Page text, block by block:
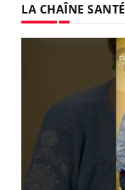
LA CHAÎNE SANTÉ